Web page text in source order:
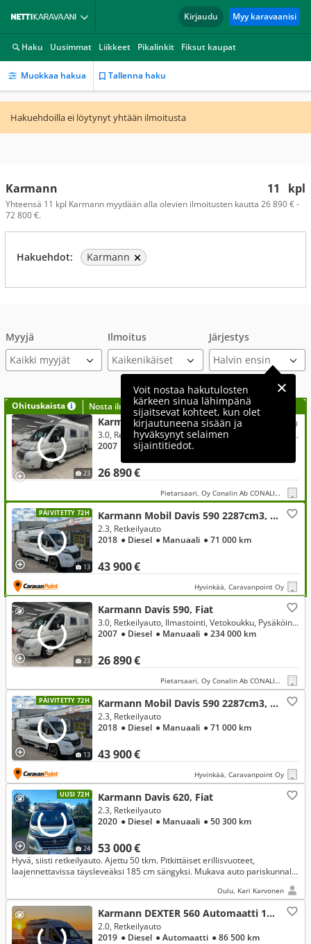
Kirjaudu Myy karavaanisi
Haku Uusimmat Liikkeet Pikalinkit Fiksut kaupat
Muokkaa hakua Tallenna haku
Hakuehdoilla ei löytynyt yhtään ilmoitusta
11 kpl
Karmann
Yhteensä 11 kpl Karmann myydään alla olevien ilmoitusten kautta 26 890 € -
72 800 €.
Hakuehdot: Karmann
Myyjä
Kaikki myyjät
Ilmoitus Järjestys
Voit nostaa hakutulosten
kärkeen sinua lähimpänä
sijaitsevat kohteet, kun olet
kirjautuneena sisään ja
hyväksynyt selaimen
sijaintitiedot.
Ohituskaista Nosta ilmoituksesi tähän?
23
Karmann Davis 590, Fiat
26 890 €
3.0, Retkeilyauto, Ilmastointi, Vetokoukku, Pysäköintikamera, Vakkari, Markiisi, 3.0L kone! Katsastettu 19.05.2026!
2007
● Diesel● Manuaali
Pietarsaari, Oy Conalin Ab CONALIN CARS
PÄIVITETTY 72H
13
Karmann Mobil Davis 590 2287cm3, Fiat
43 900 €
2.3, Retkeilyauto
2018 ● Diesel ● Manuaali ● 71 000 km
Hyvinkää, Caravanpoint Oy
23
Karmann Davis 590, Fiat
26 890 €
3.0, Retkeilyauto, Ilmastointi, Vetokoukku, Pysäköintikamera, Vakkari, Markiisi, 3.0L kone! Katsastettu 19.05.2026!
2007 ● Diesel ● Manuaali ● 234 000 km
Pietarsaari, Oy Conalin Ab CONALIN CARS
PÄIVITETTY 72H
13
Karmann Mobil Davis 590 2287cm3, Fiat
43 900 €
2.3, Retkeilyauto
2018 ● Diesel ● Manuaali ● 71 000 km
Hyvinkää, Caravanpoint Oy
UUSI 72H
24
Karmann Davis 620, Fiat
53 000 €
2.3, Retkeilyauto
2020 ● Diesel ● Manuaali ● 50 300 km
Hyvä, siisti retkeilyauto. Ajettu 50 tkm. Pitkittäiset erillisvuoteet,
laajennettavissa täysleveäksi 185 cm sängyksi. Mukava auto pariskunnalle
Oulu, Kari Karvonen
Karmann DEXTER 560 Automaatti 170 hv, Ford
2.0, Retkeilyauto
2019 ● Diesel ● Automaatti ● 86 500 km